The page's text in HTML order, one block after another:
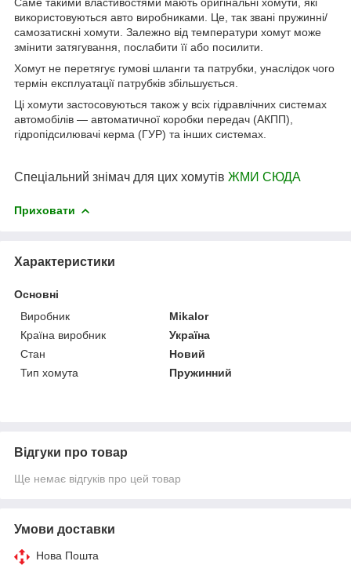
використовуються авто виробниками. Це, так звані пружинні/
самозатискні хомути. Залежно від температури хомут може
змінити затягування, послабити її або посилити.
Хомут не перетягує гумові шланги та патрубки, унаслідок чого
термін експлуатації патрубків збільшується.
Ці хомути застосовуються також у всіх гідравлічних системах
автомобілів — автоматичної коробки передач (АКПП),
гідропідсилювачі керма (ГУР) та інших системах.
Спеціальний знімач для цих хомутів ЖМИ СЮДА
Приховати
Характеристики
Основні
Виробник
Mikalor
Країна виробник
Україна
Стан
Новий
Тип хомута
Пружинний
Відгуки про товар
Ще немає відгуків про цей товар
Умови доставки
Нова Пошта